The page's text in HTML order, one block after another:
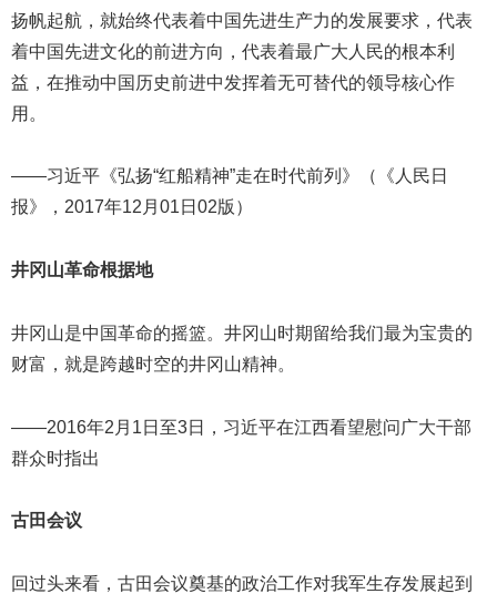
扬帆起航，就始终代表着中国先进生产力的发展要求，代表
着中国先进文化的前进方向，代表着最广大人民的根本利
益，在推动中国历史前进中发挥着无可替代的领导核心作
用。
——习近平《弘扬“红船精神”走在时代前列》（《人民日
报》，2017年12月01日02版）
井冈山革命根据地
井冈山是中国革命的摇篮。井冈山时期留给我们最为宝贵的
财富，就是跨越时空的井冈山精神。
——2016年2月1日至3日，习近平在江西看望慰问广大干部
群众时指出
古田会议
回过头来看，古田会议奠基的政治工作对我军生存发展起到